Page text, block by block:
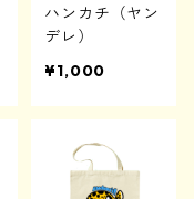
ハンカチ（ヤン
デレ）
¥1,000